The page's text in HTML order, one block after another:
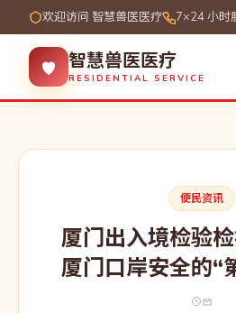
欢迎访问 智慧兽医医疗 7×24 小时
智慧兽医医疗
RESIDENTIAL SERVICE
便民资讯
厦门出入境检验
厦门口岸安全的“